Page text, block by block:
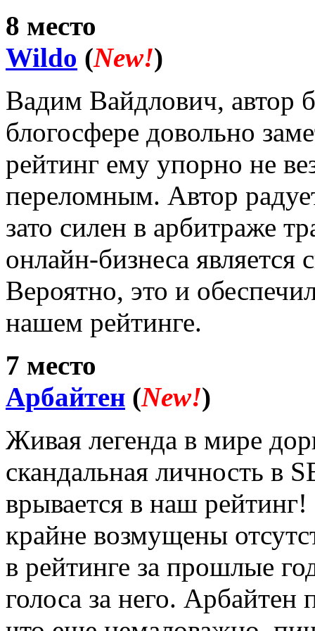
8 место
Wildo (New!)
Вадим Вайдлович, автор
блогосфере довольно
рейтинг ему упорно не
переломным. Автор
зато силен в арбитраже
онлайн-бизнеса
Вероятно, это и
нашем рейтинге.
7 место
Арбайтен (New!)
Живая легенда в мире
скандальная личность в
врывается в наш
крайне возмущены
в рейтинге за прошлые
голоса за него.